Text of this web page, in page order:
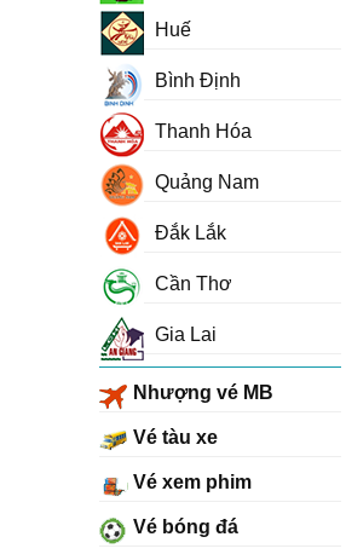
Huế
Bình Định
Thanh Hóa
Quảng Nam
Đắk Lắk
Cần Thơ
Gia Lai
Nhượng vé MB
Vé tàu xe
Vé xem phim
Vé bóng đá